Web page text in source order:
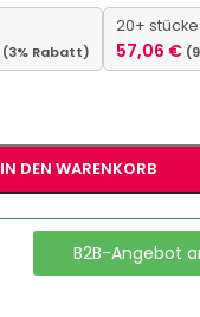
(3% Rabatt)
20+ stücke
57,06 €
IN DEN WARENKORB
B2B-Angebot